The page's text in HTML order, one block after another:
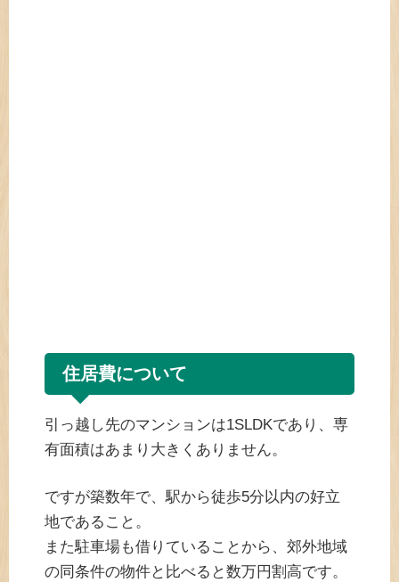
住居費について
引っ越し先のマンションは1SLDKであり、専
有面積はあまり大きくありません。
ですが築数年で、駅から徒歩5分以内の好立
地であること。
また駐車場も借りていることから、郊外地域
の同条件の物件と比べると数万円割高です。